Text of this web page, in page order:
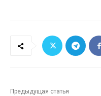
Предыдущая статья